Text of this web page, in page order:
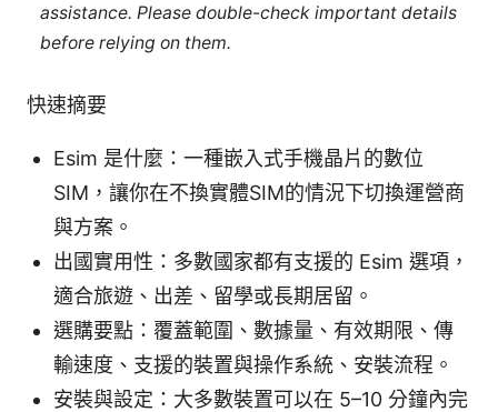
assistance. Please double-check important details
before relying on them.
快速摘要
Esim 是什麼：一種嵌入式手機晶片的數位
SIM，讓你在不換實體SIM的情況下切換運營商
與方案。
出國實用性：多數國家都有支援的 Esim 選項，
適合旅遊、出差、留學或長期居留。
選購要點：覆蓋範圍、數據量、有效期限、傳
輸速度、支援的裝置與操作系統、安裝流程。
安裝與設定：大多數裝置可以在 5–10 分鐘內完